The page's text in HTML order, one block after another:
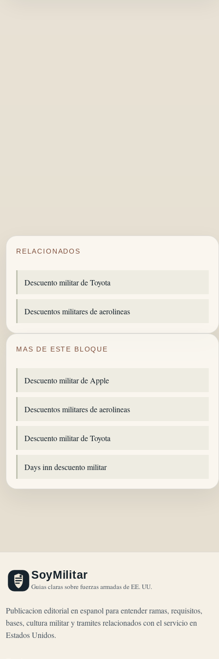
RELACIONADOS
Descuento militar de Toyota
Descuentos militares de aerolineas
MAS DE ESTE BLOQUE
Descuento militar de Apple
Descuentos militares de aerolineas
Descuento militar de Toyota
Days inn descuento militar
SoyMilitar
Guias claras sobre fuerzas armadas de EE. UU.
Publicacion editorial en espanol para entender ramas, requisitos,
bases, cultura militar y tramites relacionados con el servicio en
Estados Unidos.